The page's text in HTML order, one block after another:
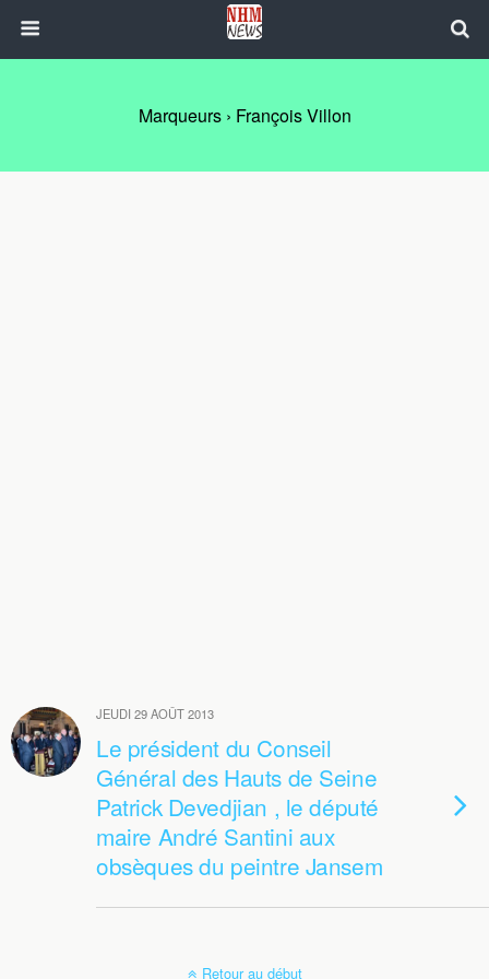
Marqueurs › François Villon
JEUDI 29 AOÛT 2013
Le président du Conseil
Général des Hauts de Seine
Patrick Devedjian , le député
maire André Santini aux
obsèques du peintre Jansem
Retour au début